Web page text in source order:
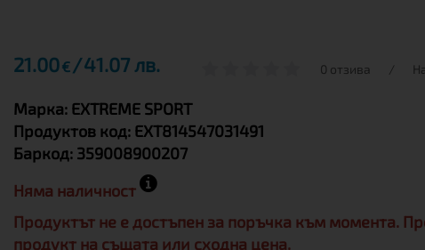
21.00€ 41.07 лв. 0 отзива /
Марка: EXTREME SPORT
Продуктов код: EXT814547031491
Баркод: 359008900207
Няма наличност
Продуктът не е достъпен за поръчка към момента.
продукт на същата или сходна цена.